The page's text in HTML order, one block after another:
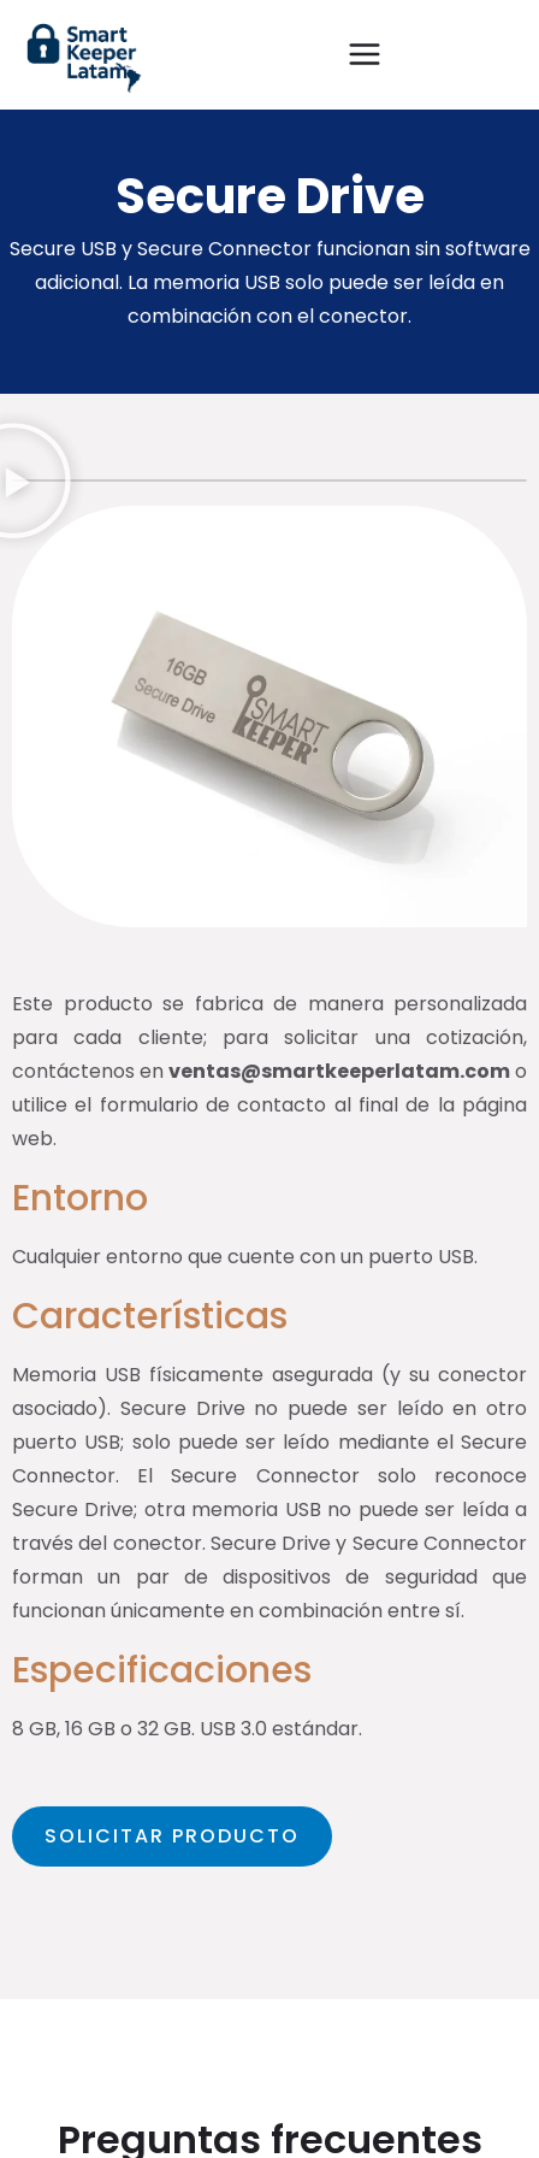
Secure Drive
Secure USB y Secure Connector funcionan sin software
adicional. La memoria USB solo puede ser leída en
combinación con el conector.
Este producto se fabrica de manera personalizada
para cada cliente; para solicitar una cotización,
contáctenos en ventas@smartkeeperlatam.como
utilice el formulario de contacto al final de la página
web.
Entorno
Cualquier entorno que cuente con un puerto USB.
Características
Memoria USB físicamente asegurada (y su conector
asociado). Secure Drive no puede ser leído en otro
puerto USB; solo puede ser leído mediante el Secure
Connector. El Secure Connector solo reconoce
Secure Drive; otra memoria USB no puede ser leída a
través del conector. Secure Drive y Secure Connector
forman un par de dispositivos de seguridad que
funcionan únicamente en combinación entre sí.
Especificaciones
8 GB, 16 GB o 32 GB. USB 3.0 estándar.
SOLICITAR PRODUCTO
Preguntas frecuentes